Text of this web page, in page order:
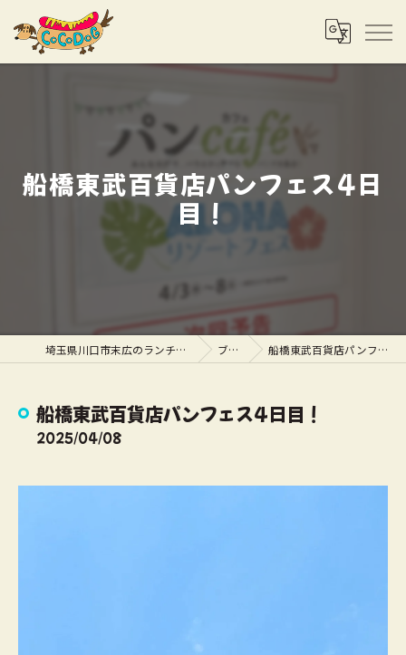
船橋東武百貨店パンフェス4日
目！
埼玉県川口市末広のランチならCOCODOG ブログ 船橋東武百貨店パンフェス4日目！
船橋東武百貨店パンフェス4日目！
2025/04/08